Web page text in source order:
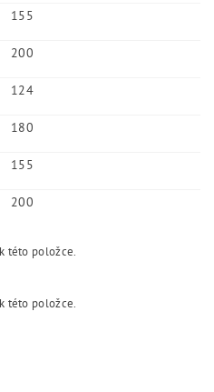
155
200
124
180
155
200
této položce.
této položce.